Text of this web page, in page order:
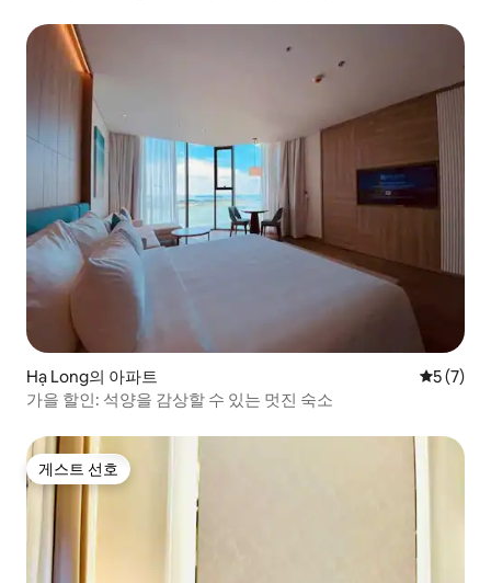
Hạ Long의 아파트 평점 5점
5 (7)
️가을 할인: 석양을 감상할 수 있는 멋진 숙소
게스트 선호
게스트 선호